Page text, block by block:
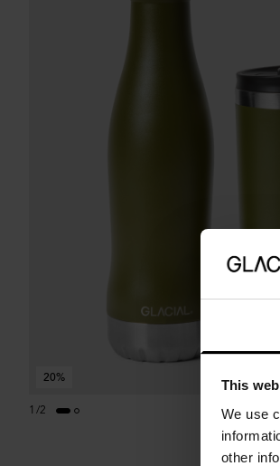
This
We use
other
1 /2
20%